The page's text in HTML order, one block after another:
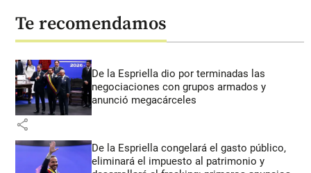
Te recomendamos
De la Espriella dio por terminadas las
negociaciones con grupos armados y
anunció megacárceles
share
De la Espriella congelará el gasto público,
eliminará el impuesto al patrimonio y